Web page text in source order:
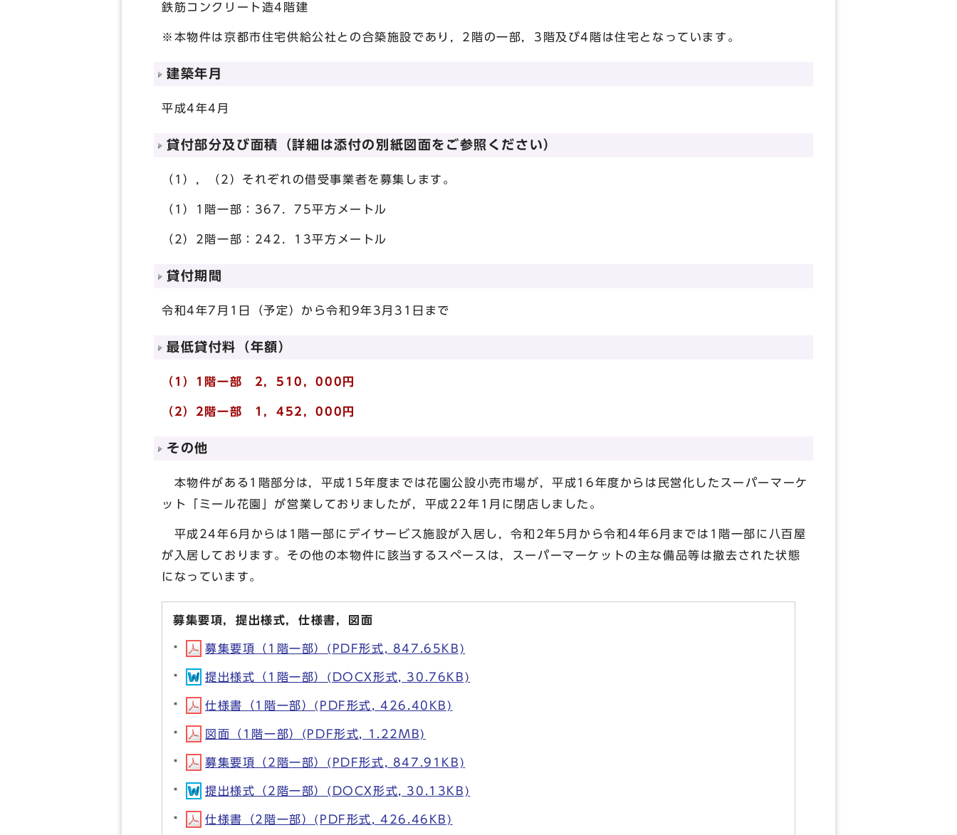
鉄筋コンクリート造4階建
※本物件は京都市住宅供給公社との合築施設であり，2階の一部，3階及び4階は住宅となっています。
建築年月
平成4年4月
貸付部分及び面積（詳細は添付の別紙図面をご参照ください）
（1），（2）それぞれの借受事業者を募集します。
（1）1階一部：367．75平方メートル
（2）2階一部：242．13平方メートル
貸付期間
令和4年7月1日（予定）から令和9年3月31日まで
最低貸付料（年額）
（1）1階一部 2，510，000円
（2）2階一部 1，452，000円
その他
本物件がある1階部分は，平成15年度までは花園公設小売市場が，平成16年度からは民営化したスーパーマーケ
ット「ミール花園」が営業しておりましたが，平成22年1月に閉店しました。
平成24年6月からは1階一部にデイサービス施設が入居し，令和2年5月から令和4年6月までは1階一部に八百屋
が入居しております。その他の本物件に該当するスペースは，スーパーマーケットの主な備品等は撤去された状態
になっています。
募集要項，提出様式，仕様書，図面
募集要項（1階一部）(PDF形式, 847.65KB)
提出様式（1階一部）(DOCX形式, 30.76KB)
仕様書（1階一部）(PDF形式, 426.40KB)
図面（1階一部）(PDF形式, 1.22MB)
募集要項（2階一部）(PDF形式, 847.91KB)
提出様式（2階一部）(DOCX形式, 30.13KB)
仕様書（2階一部）(PDF形式, 426.46KB)